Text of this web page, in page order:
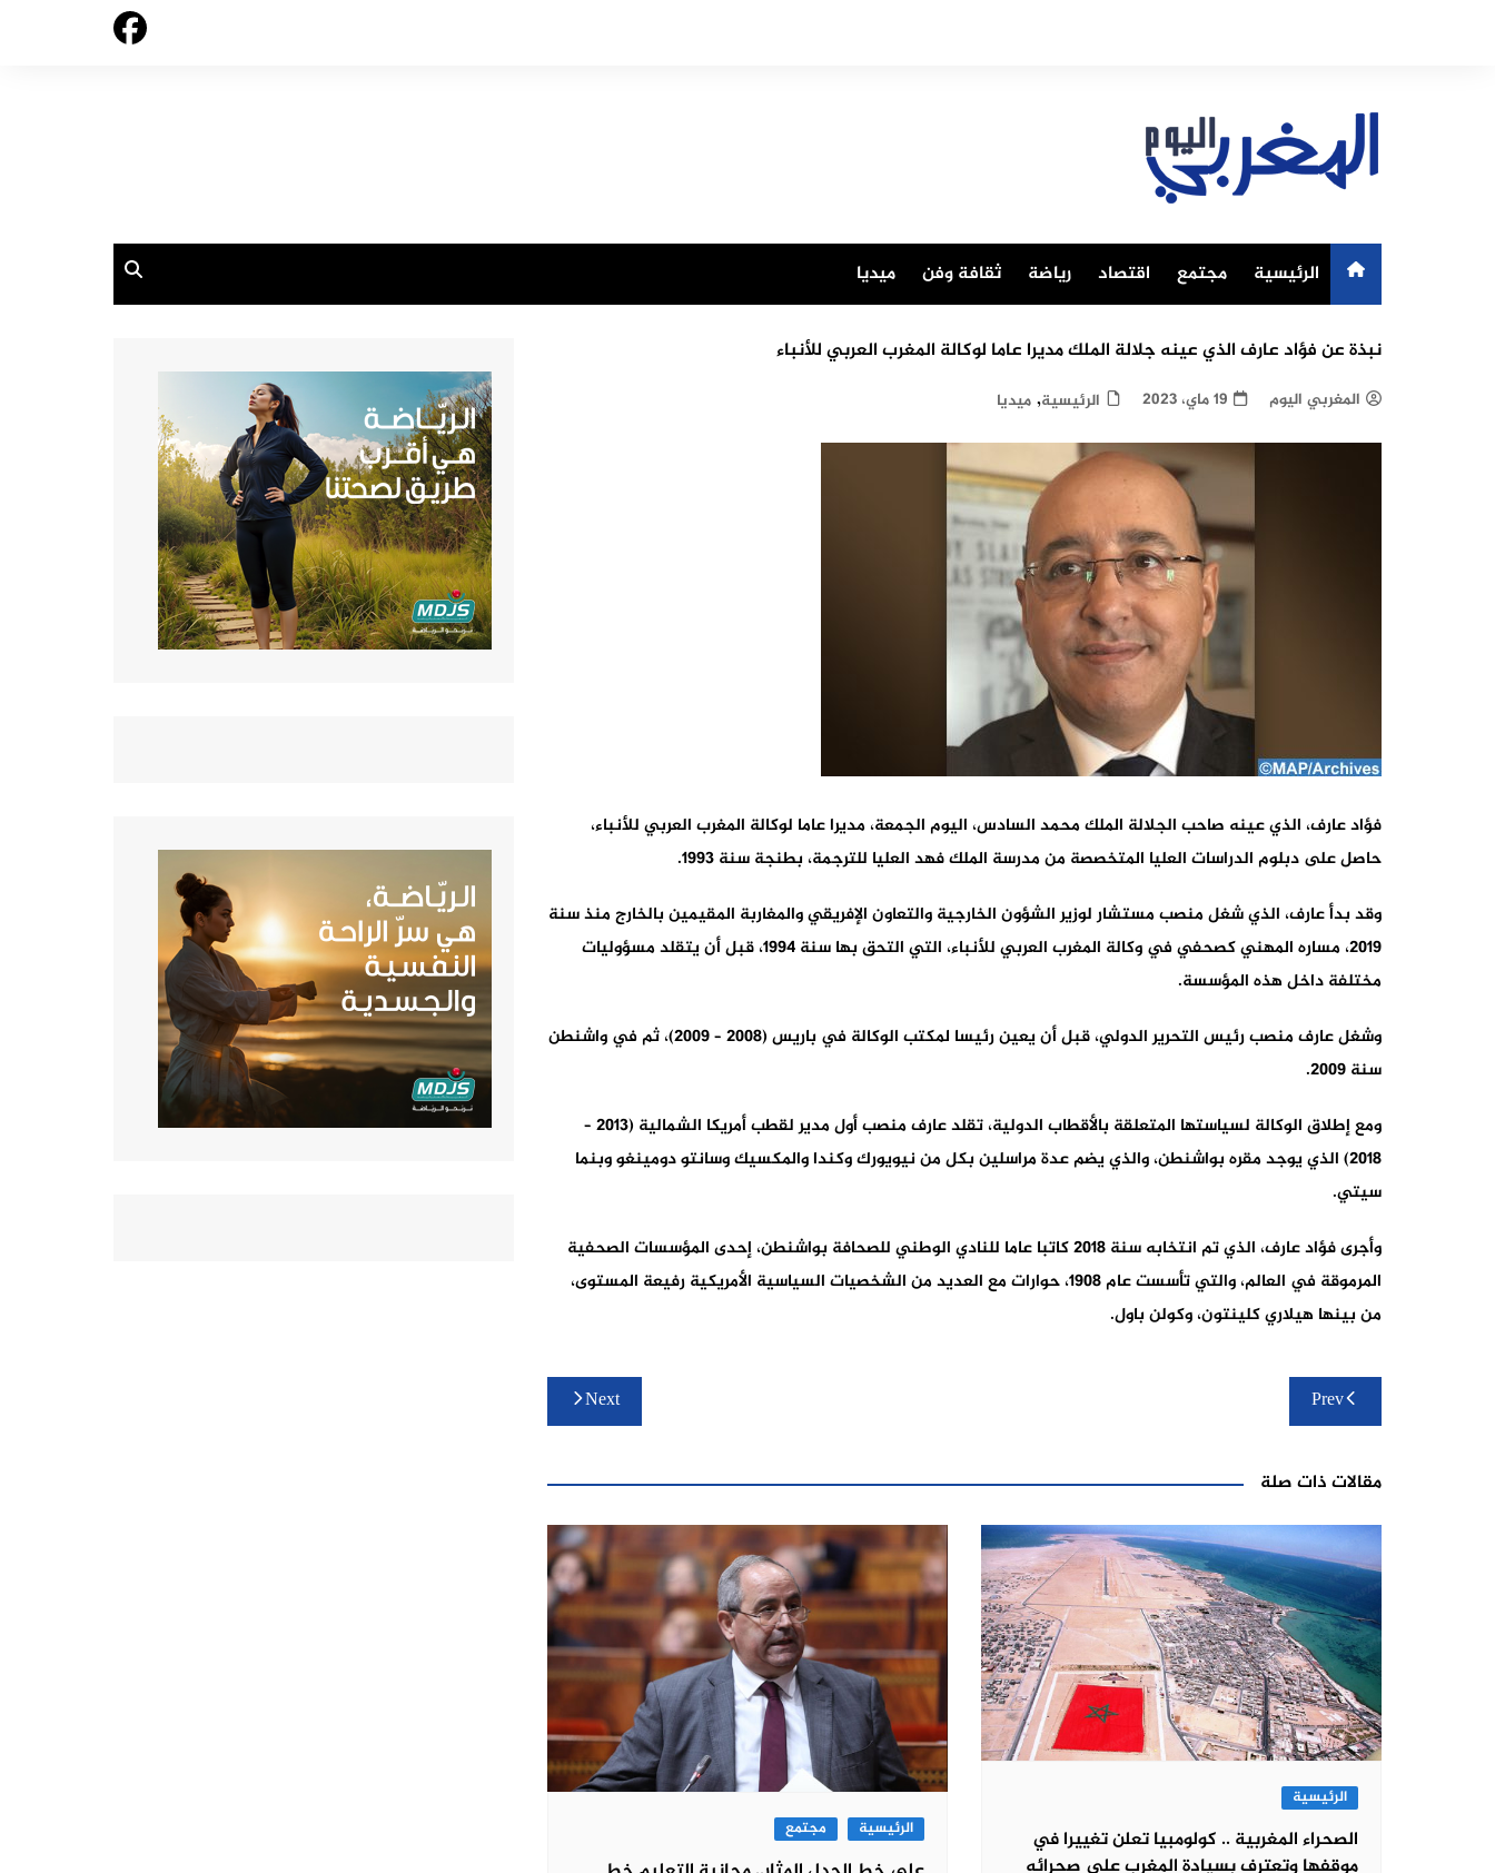
الرئيسية مجتمع اقتصاد رياضة ثقافة وفن ميديا
نبذة عن فؤاد عارف الذي عينه جلالة الملك مديرا عاما لوكالة المغرب العربي للأنباء
المغربي اليوم 19 ماي، 2023 الرئيسية, ميديا
فؤاد عارف، الذي عينه صاحب الجلالة الملك محمد السادس، اليوم الجمعة، مديرا عاما لوكالة المغرب العربي للأنباء،
حاصل على دبلوم الدراسات العليا المتخصصة من مدرسة الملك فهد العليا للترجمة، بطنجة سنة 1993.
وقد بدأ عارف، الذي شغل منصب مستشار لوزير الشؤون الخارجية والتعاون الإفريقي والمغاربة المقيمين بالخارج منذ سنة
2019، مساره المهني كصحفي في وكالة المغرب العربي للأنباء، التي التحق بها سنة 1994، قبل أن يتقلد مسؤوليات
مختلفة داخل هذه المؤسسة.
وشغل عارف منصب رئيس التحرير الدولي، قبل أن يعين رئيسا لمكتب الوكالة في باريس (2008 – 2009)، ثم في واشنطن
سنة 2009.
ومع إطلاق الوكالة لسياستها المتعلقة بالأقطاب الدولية، تقلد عارف منصب أول مدير لقطب أمريكا الشمالية (2013 –
2018) الذي يوجد مقره بواشنطن، والذي يضم عدة مراسلين بكل من نيويورك وكندا والمكسيك وسانتو دومينغو وبنما
سيتي.
وأجرى فؤاد عارف، الذي تم انتخابه سنة 2018 كاتبا عاما للنادي الوطني للصحافة بواشنطن، إحدى المؤسسات الصحفية
المرموقة في العالم، والتي تأسست عام 1908، حوارات مع العديد من الشخصيات السياسية الأمريكية رفيعة المستوى،
من بينها هيلاري كلينتون، وكولن باول.
تصفّح
المقالات
Prev
Next
مقالات ذات صلة
الرئيسية
الصحراء المغربية .. كولومبيا تعلن تغييرا في
موقفها وتعترف بسيادة المغرب على صحرائه
الرئيسية مجتمع